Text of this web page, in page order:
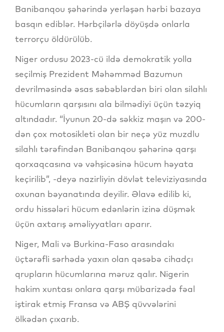
Banibanqou şəhərində yerləşən hərbi bazaya
basqın ediblər. Hərbçilərlə döyüşdə onlarla
terrorçu öldürülüb.
Niger ordusu 2023-cü ildə demokratik yolla
seçilmiş Prezident Məhəmməd Bazumun
devrilməsində əsas səbəblərdən biri olan silahlı
hücumların qarşısını ala bilmədiyi üçün təzyiq
altındadır. “İyunun 20-də səkkiz maşın və 200-
dən çox motosikleti olan bir neçə yüz muzdlu
silahlı tərəfindən Banibanqou şəhərinə qarşı
qorxaqcasına və vəhşicəsinə hücum həyata
keçirilib”, -deyə nazirliyin dövlət televiziyasında
oxunan bəyanatında deyilir. Əlavə edilib ki,
ordu hissələri hücum edənlərin izinə düşmək
üçün axtarış əməliyyatları aparır.
Niger, Mali və Burkina-Faso arasındakı
üçtərəfli sərhədə yaxın olan qəsəbə cihadçı
qrupların hücumlarına məruz qalır. Nigerin
hakim xuntası onlara qarşı mübarizədə fəal
iştirak etmiş Fransa və ABŞ qüvvələrini
ölkədən çıxarıb.